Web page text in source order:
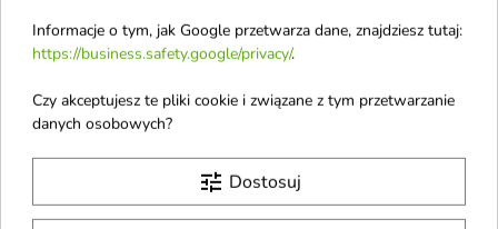
orientalno przyprawowa
bergamotka kardamon róża
zmysłowy zapach na wieczór i
chłodne dni
orientalny gourmand
bergamotka lawenda limonka
tonka tytoń ciepły wyrafinowany
zapach na wieczór
Obecnie brak na stanie favorite_border
Informacje o tym, jak Google przetwarza dane, znajdziesz tutaj:
https://business.safety.google/privacy/.
Czy akceptujesz te pliki cookie i związane z tym przetwarzanie
danych osobowych?
tune Dostosuj